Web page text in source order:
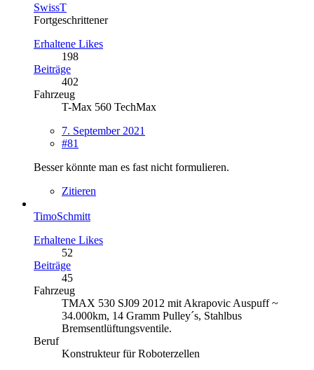
SwissT
Fortgeschrittener
Erhaltene Likes
198
Beiträge
402
Fahrzeug
T-Max 560 TechMax
7. September 2021
#81
Besser könnte man es fast nicht formulieren.
Zitieren
TimoSchmitt
Erhaltene Likes
52
Beiträge
45
Fahrzeug
TMAX 530 SJ09 2012 mit Akrapovic Auspuff ~
34.000km, 14 Gramm Pulley´s, Stahlbus
Bremsentlüftungsventile.
Beruf
Konstrukteur für Roboterzellen